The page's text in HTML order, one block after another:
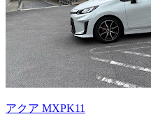
アクア MXPK11